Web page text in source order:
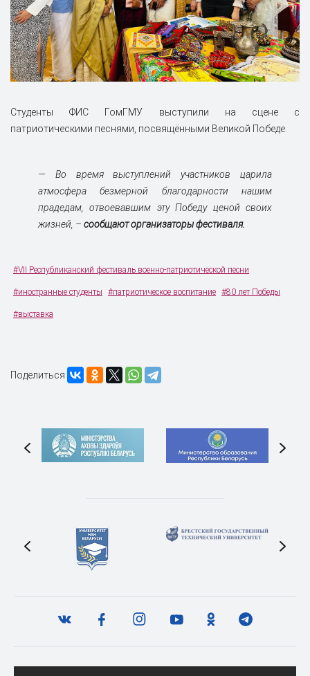
Студенты ФИС ГомГМУ выступили на сцене с
патриотическими песнями, посвящёнными Великой Победе.
— Во время выступлений участников царила
атмосфера безмерной благодарности нашим
прадедам, отвоевавшим эту Победу ценой своих
жизней, – сообщают организаторы фестиваля.
#VII Республиканский фестиваль военно-патриотической песни
#иностранные студенты #патриотическое воспитание #80 лет Победы
#выставка
Поделиться